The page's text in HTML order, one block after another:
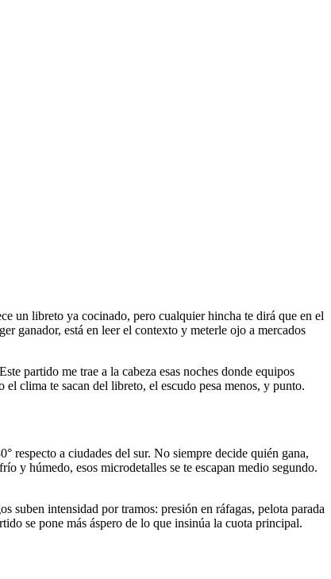
un libreto ya cocinado, pero cualquier hincha te dirá que en el
ganador, está en leer el contexto y meterle ojo a mercados
partido me trae a la cabeza esas noches donde equipos
clima te sacan del libreto, el escudo pesa menos, y punto.
respecto a ciudades del sur. No siempre decide quién gana,
y húmedo, esos microdetalles se te escapan medio segundo.
suben intensidad por tramos: presión en ráfagas, pelota parada
se pone más áspero de lo que insinúa la cuota principal.